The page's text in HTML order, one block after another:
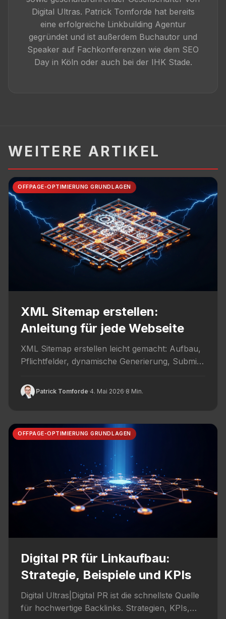
Digital Ultras. Patrick Tomforde hat bereits
eine erfolgreiche Linkbuilding Agentur
gegründet und ist außerdem Buchautor und
Speaker auf Fachkonferenzen wie dem SEO
Day in Köln oder auch bei der IHK Stade.
WEITERE ARTIKEL
OFFPAGE-OPTIMIERUNG GRUNDLAGEN
XML Sitemap erstellen:
Anleitung für jede Webseite
XML Sitemap erstellen leicht gemacht: Aufbau,
Pflichtfelder, dynamische Generierung, Submit
Stolperfallen.
Patrick Tomforde·4. Mai 2026·8 Min.
OFFPAGE-OPTIMIERUNG GRUNDLAGEN
Digital PR für Linkaufbau:
Strategie, Beispiele und KPIs
Digital Ultras|Digital PR ist die schnellste Quelle
für hochwertige Backlinks. Strategien, KPIs,